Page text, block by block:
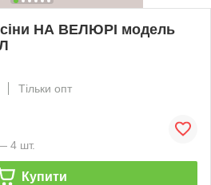
НА ВЕЛЮРІ модель
Тільки опт
4 шт.
Купити